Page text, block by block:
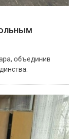
объединив